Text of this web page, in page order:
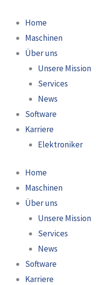
Inhalt
springen
Home
Maschinen
Über uns
Unsere Mission
Services
News
Software
Karriere
Elektroniker
Home
Maschinen
Über uns
Unsere Mission
Services
News
Software
Karriere